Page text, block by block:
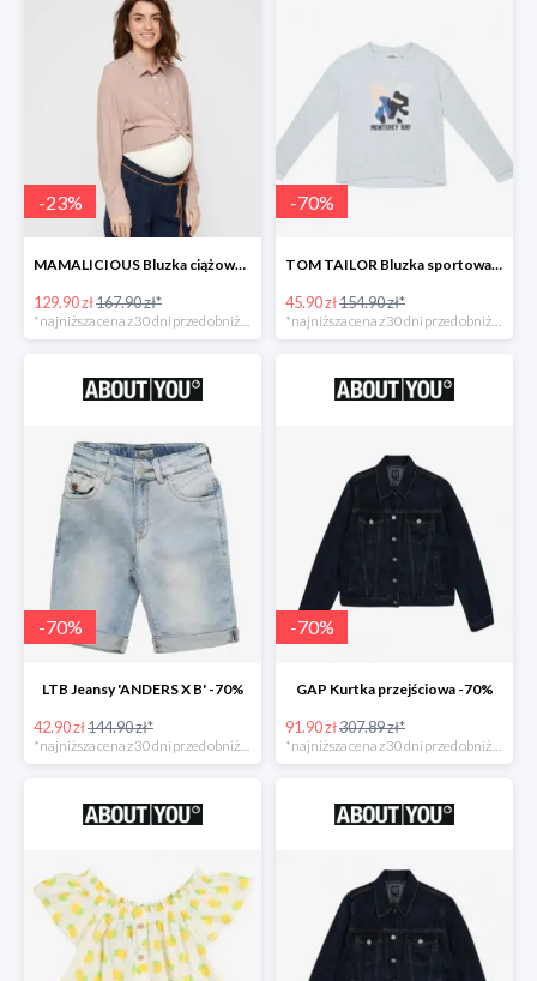
-23%
MAMALICIOUS Bluzka ciążowa -23%
129.90 zł167.90 zł*
-70%
TOM TAILOR Bluzka sportowa -70%
45.90 zł154.90 zł*
-70%
LTB Jeansy 'ANDERS X B' -70%
42.90 zł144.90 zł*
*najniższa cena z 30 dni przed obniżką
-70%
GAP Kurtka przejściowa -70%
91.90 zł307.89 zł*
*najniższa cena z 30 dni przed obniżką